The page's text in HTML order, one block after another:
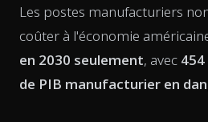
Les postes manufacturiers
coûter à l'économie
en 2030 seulement, avec
de PIB manufacturier en